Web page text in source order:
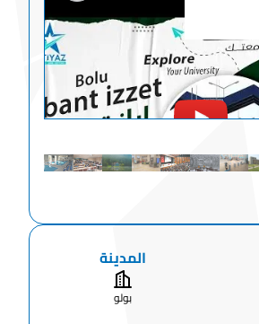
المدينة
بولو